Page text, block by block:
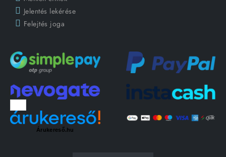
Jelentés lekérése
Felejtés joga
Árukereső.hu